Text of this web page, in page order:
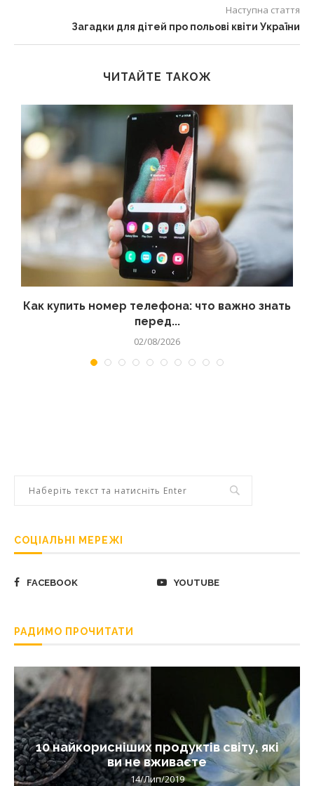
Наступна стаття
Загадки для дітей про польові квіти України
ЧИТАЙТЕ ТАКОЖ
Как купить номер телефона: что важно знать
перед...
02/08/2026
СОЦІАЛЬНІ МЕРЕЖІ
FACEBOOK YOUTUBE
РАДИМО ПРОЧИТАТИ
10 найкорисніших продуктів світу, які
ви не вживаєте
14/Лип/2019